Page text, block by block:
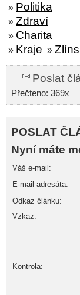
» Politika
» Zdraví
» Charita
» Kraje »
Poslat
Přečteno: 369x
POSLAT
Nyní máte
Váš e-mail:
E-mail adresáta:
Odkaz článku:
Vzkaz:
Kontrola: